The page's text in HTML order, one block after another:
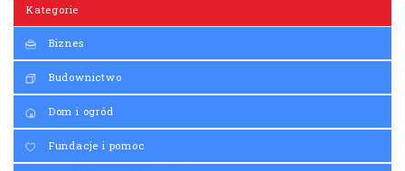
Kategorie
Biznes
Budownictwo
Dom i ogród
Fundacje i pomoc